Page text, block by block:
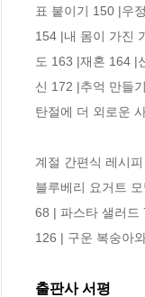
표 붙이기 150 |우
154 |내 몸이 가진
도 163 |재혼 164 |
신 172 |추억 만들
탄절에 더 외로운
계절 간편식 레시피
블루베리 요거트
68 | 파스타 샐러드
126 | 구운 복숭아
출판사 서평